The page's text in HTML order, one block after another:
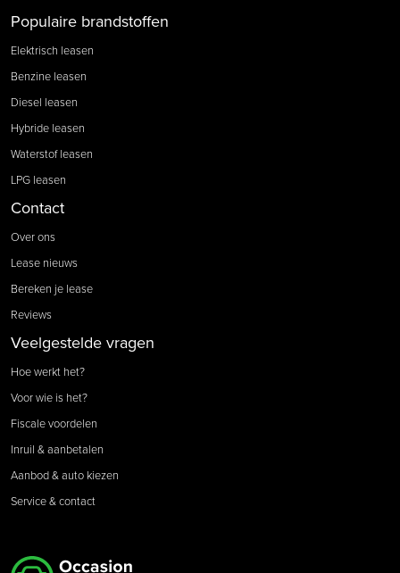
Populaire brandstoffen
Elektrisch leasen
Benzine leasen
Diesel leasen
Hybride leasen
Waterstof leasen
LPG leasen
Contact
Over ons
Lease nieuws
Bereken je lease
Reviews
Veelgestelde vragen
Hoe werkt het?
Voor wie is het?
Fiscale voordelen
Inruil & aanbetalen
Aanbod & auto kiezen
Service & contact